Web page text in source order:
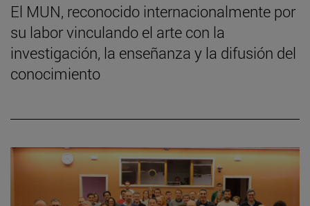
El MUN, reconocido internacionalmente por
su labor vinculando el arte con la
investigación, la enseñanza y la difusión del
conocimiento